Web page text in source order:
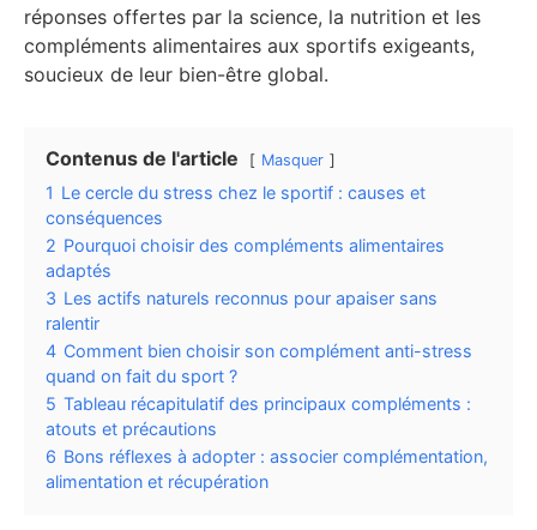
réponses offertes par la science, la nutrition et les
compléments alimentaires aux sportifs exigeants,
soucieux de leur bien-être global.
Contenus de l'article Masquer
1 Le cercle du stress chez le sportif : causes et
conséquences
2 Pourquoi choisir des compléments alimentaires
adaptés
3 Les actifs naturels reconnus pour apaiser sans
ralentir
4 Comment bien choisir son complément anti-stress
quand on fait du sport ?
5 Tableau récapitulatif des principaux compléments :
atouts et précautions
6 Bons réflexes à adopter : associer complémentation,
alimentation et récupération